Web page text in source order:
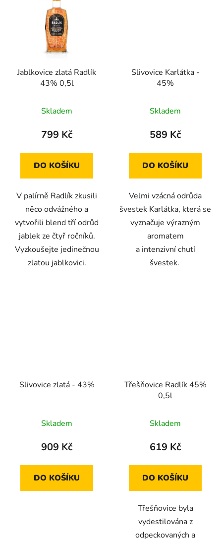
Jablkovice zlatá Radlík
43% 0,5l
Skladem
799 Kč
DO KOŠÍKU
V palírně Radlík zkusili
něco odvážného a
vytvořili blend tří odrůd
jablek ze čtyř ročníků.
Vyzkoušejte jedinečnou
zlatou jablkovici.
Slivovice Karlátka -
45%
hodnocení
produktu
2,7
z
hvězdiček.
Skladem
589 Kč
DO KOŠÍKU
Velmi vzácná odrůda
švestek Karlátka, která se
vyznačuje výrazným
aromatem
a intenzivní chutí
švestek.
Slivovice zlatá - 43%
Skladem
909 Kč
DO KOŠÍKU
Třešňovice Radlík 45%
0,5l
Skladem
619 Kč
DO KOŠÍKU
Třešňovice byla
vydestilována z
odpeckovaných a